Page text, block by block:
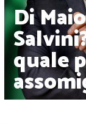
Di
quale